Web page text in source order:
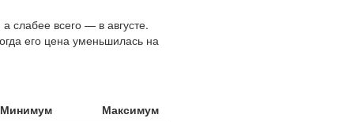
слабее всего — в августе.
его цена уменьшилась на
Минимум Максимум